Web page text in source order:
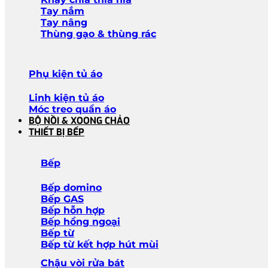
Tay nắm
Tay nâng
Thùng gạo & thùng rác
Phụ kiện tủ áo
Linh kiện tủ áo
Móc treo quần áo
BỘ NỒI & XOONG CHẢO
THIẾT BỊ BẾP
Bếp
Bếp domino
Bếp GAS
Bếp hỗn hợp
Bếp hồng ngoại
Bếp từ
Bếp từ kết hợp hút mùi
Chậu vòi rửa bát